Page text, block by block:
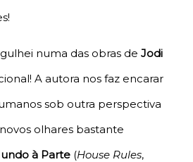
numa das obras de Jodi
A autora nos faz encarar
sob outra perspectiva
olhares bastante
à Parte (House Rules,